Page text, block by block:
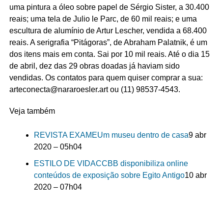
uma pintura a óleo sobre papel de Sérgio Sister, a 30.400
reais; uma tela de Julio le Parc, de 60 mil reais; e uma
escultura de alumínio de Artur Lescher, vendida a 68.400
reais. A serigrafia “Pitágoras”, de Abraham Palatnik, é um
dos itens mais em conta. Sai por 10 mil reais. Até o dia 15
de abril, dez das 29 obras doadas já haviam sido
vendidas. Os contatos para quem quiser comprar a sua:
arteconecta@nararoesler.artou (11) 98537-4543.
Veja também
REVISTA EXAMEUm museu dentro de casa9 abr
2020 – 05h04
ESTILO DE VIDACCBB disponibiliza online
conteúdos de exposição sobre Egito Antigo10 abr
2020 – 07h04